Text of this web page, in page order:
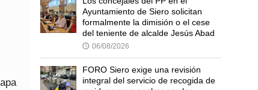
Ayuntamiento de Siero solicitan
formalmente la dimisión o el cese
del teniente de alcalde Jesús Abad
🕔 06/08/2026
FORO Siero exige una revisión
integral del servicio de recogida de